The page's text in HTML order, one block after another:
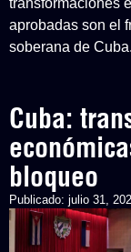
transformaciones
aprobadas son el
soberana de Cuba.
Cuba:
bloqueo
Publicado: julio 31,